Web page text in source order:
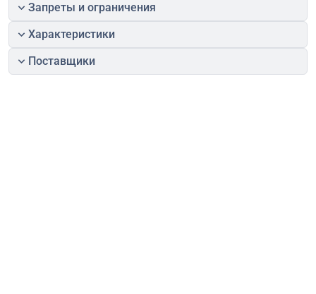
Запреты и ограничения
Характеристики
Поставщики